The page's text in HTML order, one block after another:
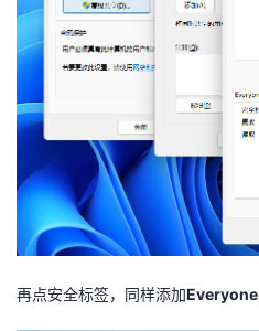
再点安全标签，同样添加Everyone